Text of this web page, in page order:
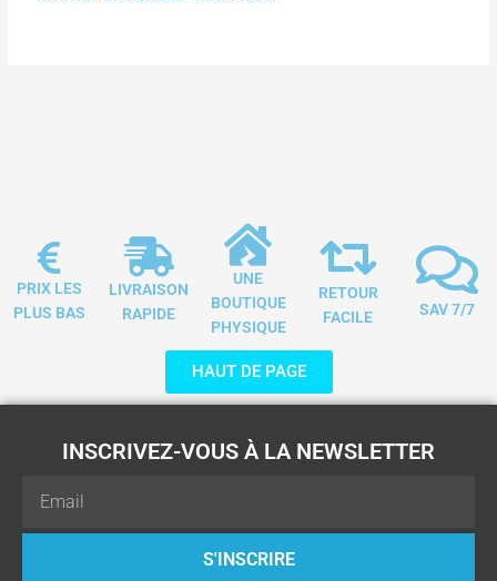
PRIX LES
PLUS BAS
LIVRAISON
RAPIDE
UNE
BOUTIQUE
PHYSIQUE
RETOUR
FACILE
SAV 7/7
HAUT DE PAGE
INSCRIVEZ-VOUS À LA NEWSLETTER
S'INSCRIRE